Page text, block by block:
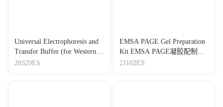
Universal Electrophoresis and
Transfer Buffer (for Western
Blot) Western Blot电泳电转通
20329ES
EMSA PAGE Gel Preparation
Kit EMSA PAGE凝胶配制试
剂盒
21102ES